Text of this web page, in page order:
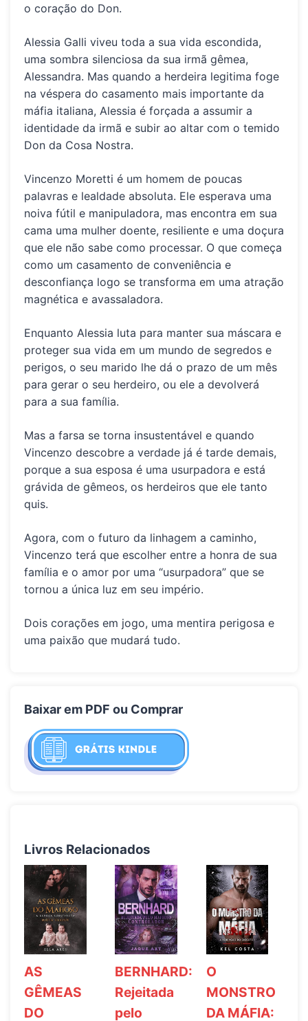
o coração do Don.
Alessia Galli viveu toda a sua vida escondida,
uma sombra silenciosa da sua irmã gêmea,
Alessandra. Mas quando a herdeira legitima foge
na véspera do casamento mais importante da
máfia italiana, Alessia é forçada a assumir a
identidade da irmã e subir ao altar com o temido
Don da Cosa Nostra.
Vincenzo Moretti é um homem de poucas
palavras e lealdade absoluta. Ele esperava uma
noiva fútil e manipuladora, mas encontra em sua
cama uma mulher doente, resiliente e uma doçura
que ele não sabe como processar. O que começa
como um casamento de conveniência e
desconfiança logo se transforma em uma atração
magnética e avassaladora.
Enquanto Alessia luta para manter sua máscara e
proteger sua vida em um mundo de segredos e
perigos, o seu marido lhe dá o prazo de um mês
para gerar o seu herdeiro, ou ele a devolverá
para a sua família.
Mas a farsa se torna insustentável e quando
Vincenzo descobre a verdade já é tarde demais,
porque a sua esposa é uma usurpadora e está
grávida de gêmeos, os herdeiros que ele tanto
quis.
Agora, com o futuro da linhagem a caminho,
Vincenzo terá que escolher entre a honra de sua
família e o amor por uma “usurpadora” que se
tornou a única luz em seu império.
Dois corações em jogo, uma mentira perigosa e
uma paixão que mudará tudo.
Baixar em PDF ou Comprar
Livros Relacionados
AS
GÊMEAS
DO
BERNHARD:
Rejeitada
pelo
O
MONSTRO
DA MÁFIA: